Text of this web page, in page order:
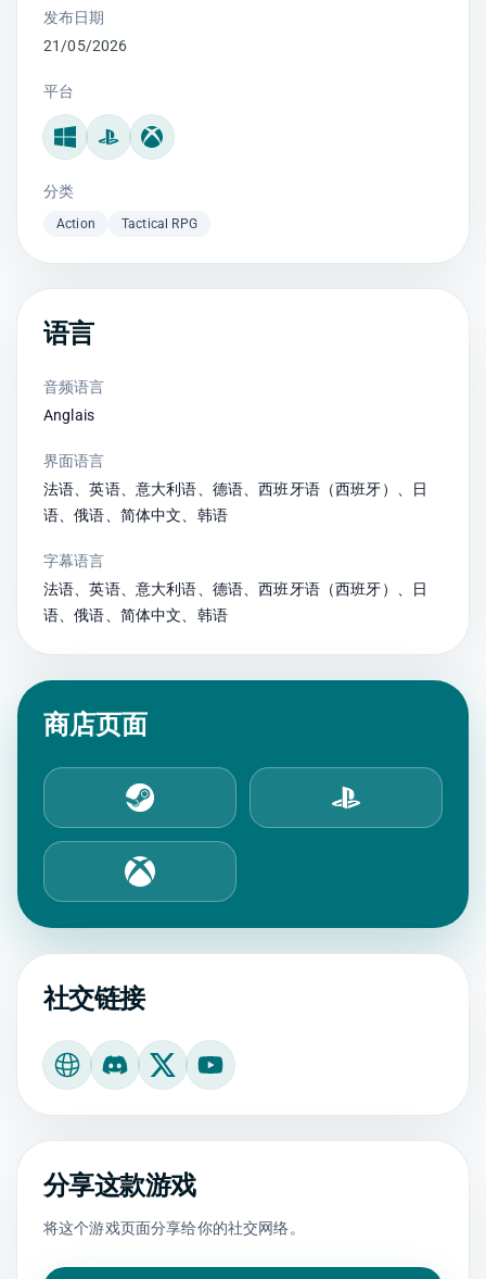
发布日期
21/05/2026
平台
WindowsPlayStation
Xbox
分类
Action Tactical RPG
语言
音频语言
Anglais
界面语言
法语、英语、意大利语、德语、西班牙语（西班牙）、日
语、俄语、简体中文、韩语
字幕语言
法语、英语、意大利语、德语、西班牙语（西班牙）、日
语、俄语、简体中文、韩语
商店页面
Steam PlayStation Store
Xbox Store
社交链接
官方网站Discord
X YouTube
分享这款游戏
将这个游戏页面分享给你的社交网络。